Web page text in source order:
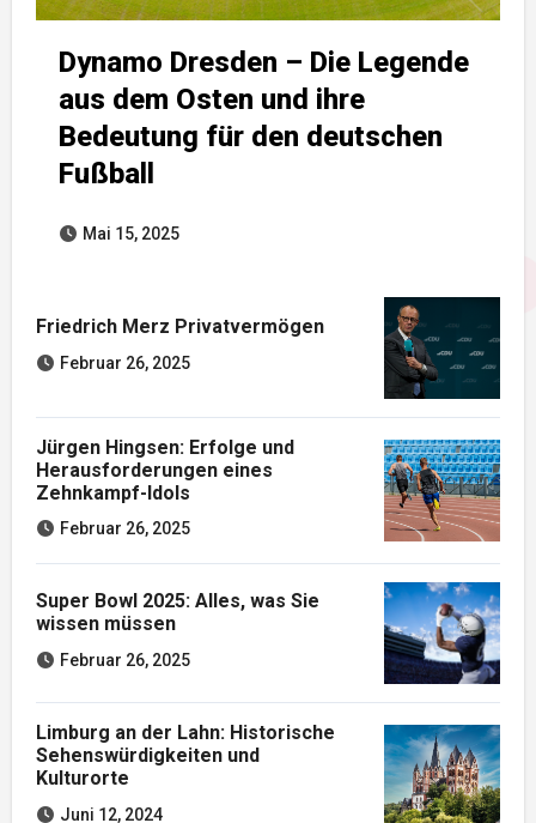
Dynamo Dresden – Die Legende
aus dem Osten und ihre
Bedeutung für den deutschen
Fußball
Mai 15, 2025
Friedrich Merz Privatvermögen
Februar 26, 2025
Jürgen Hingsen: Erfolge und
Herausforderungen eines
Zehnkampf-Idols
Februar 26, 2025
Super Bowl 2025: Alles, was Sie
wissen müssen
Februar 26, 2025
Limburg an der Lahn: Historische
Sehenswürdigkeiten und
Kulturorte
Juni 12, 2024